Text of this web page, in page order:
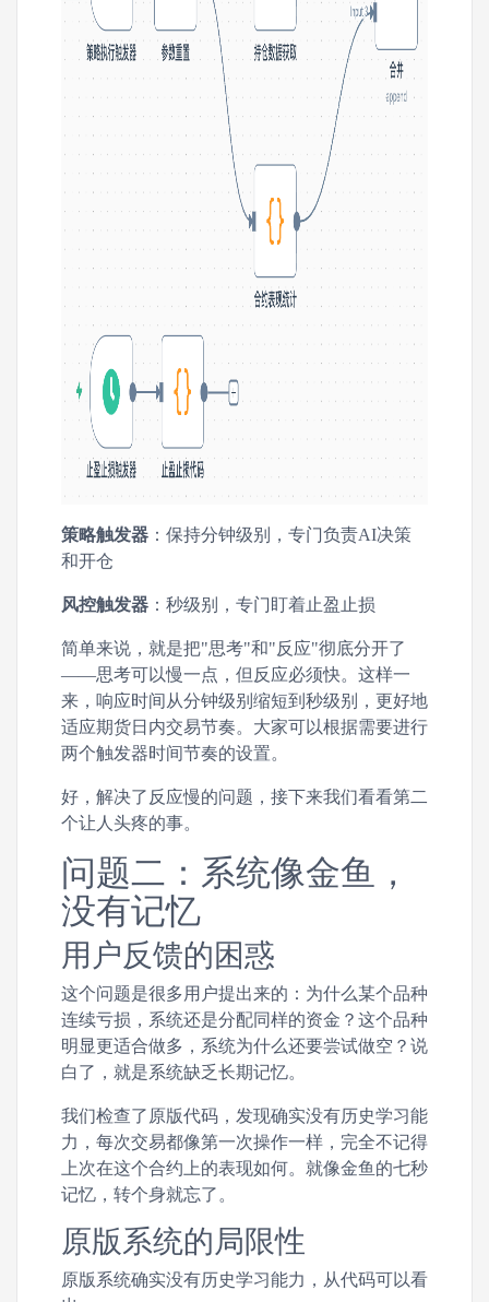
策略触发器 ：保持分钟级别，专门负责AI决策
和开仓
风控触发器 ：秒级别，专门盯着止盈止损
简单来说，就是把"思考"和"反应"彻底分开了
——思考可以慢一点，但反应必须快。这样一
来，响应时间从分钟级别缩短到秒级别，更好地
适应期货日内交易节奏。大家可以根据需要进行
两个触发器时间节奏的设置。
好，解决了反应慢的问题，接下来我们看看第二
个让人头疼的事。
问题二：系统像金鱼，
没有记忆
用户反馈的困惑
这个问题是很多用户提出来的：为什么某个品种
连续亏损，系统还是分配同样的资金？这个品种
明显更适合做多，系统为什么还要尝试做空？说
白了，就是系统缺乏长期记忆。
我们检查了原版代码，发现确实没有历史学习能
力，每次交易都像第一次操作一样，完全不记得
上次在这个合约上的表现如何。就像金鱼的七秒
记忆，转个身就忘了。
原版系统的局限性
原版系统确实没有历史学习能力，从代码可以看